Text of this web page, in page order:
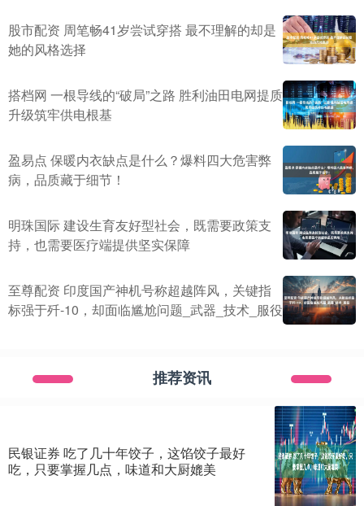
股市配资 周笔畅41岁尝试穿搭 最不理解的却是
她的风格选择
搭档网 一根导线的“破局”之路 胜利油田电网提质
升级筑牢供电根基
盈易点 保暖内衣缺点是什么？爆料四大危害弊
病，品质藏于细节！
明珠国际 建设生育友好型社会，既需要政策支
持，也需要医疗端提供坚实保障
至尊配资 印度国产神机号称超越阵风，关键指
标强于歼-10，却面临尴尬问题_武器_技术_服役
推荐资讯
民银证券 吃了几十年饺子，这馅饺子最好
吃，只要掌握几点，味道和大厨媲美